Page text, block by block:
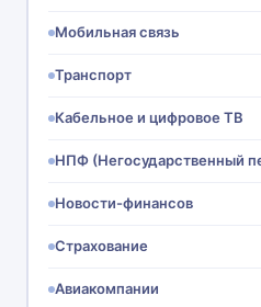
Мобильная связь
Транспорт
Кабельное и цифровое ТВ
НПФ (Негосударственный
Новости-финансов
Страхование
Авиакомпании